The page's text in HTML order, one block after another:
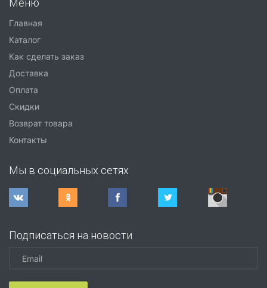
Меню
Главная
Каталог
Как сделать заказ
Доставка
Оплата
Скидки
Возврат товара
Контакты
Мы в социальных сетях
Подписаться на новости